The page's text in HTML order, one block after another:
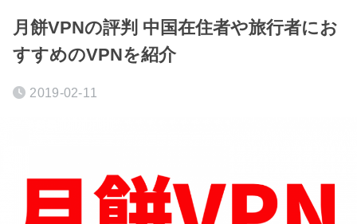
月餅VPNの評判 中国在住者や旅行者にお
すすめのVPNを紹介
2019-02-11